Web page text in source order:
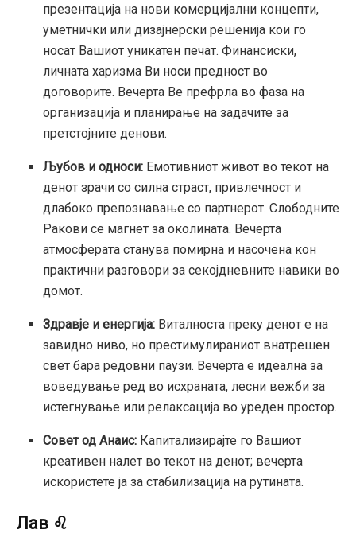
презентација на нови комерцијални концепти,
уметнички или дизајнерски решенија кои го
носат Вашиот уникатен печат. Финансиски,
личната харизма Ви носи предност во
договорите. Вечерта Ве префрла во фаза на
организација и планирање на задачите за
претстојните денови.
Љубов и односи: Емотивниот живот во текот на
денот зрачи со силна страст, привлечност и
длабоко препознавање со партнерот. Слободните
Ракови се магнет за околината. Вечерта
атмосферата станува помирна и насочена кон
практични разговори за секојдневните навики во
домот.
Здравје и енергија: Виталноста преку денот е на
завидно ниво, но престимулираниот внатрешен
свет бара редовни паузи. Вечерта е идеална за
воведување ред во исхраната, лесни вежби за
истегнување или релаксација во уреден простор.
Совет од Анаис: Капитализирајте го Вашиот
креативен налет во текот на денот; вечерта
искористете ја за стабилизација на рутината.
Лав ♌